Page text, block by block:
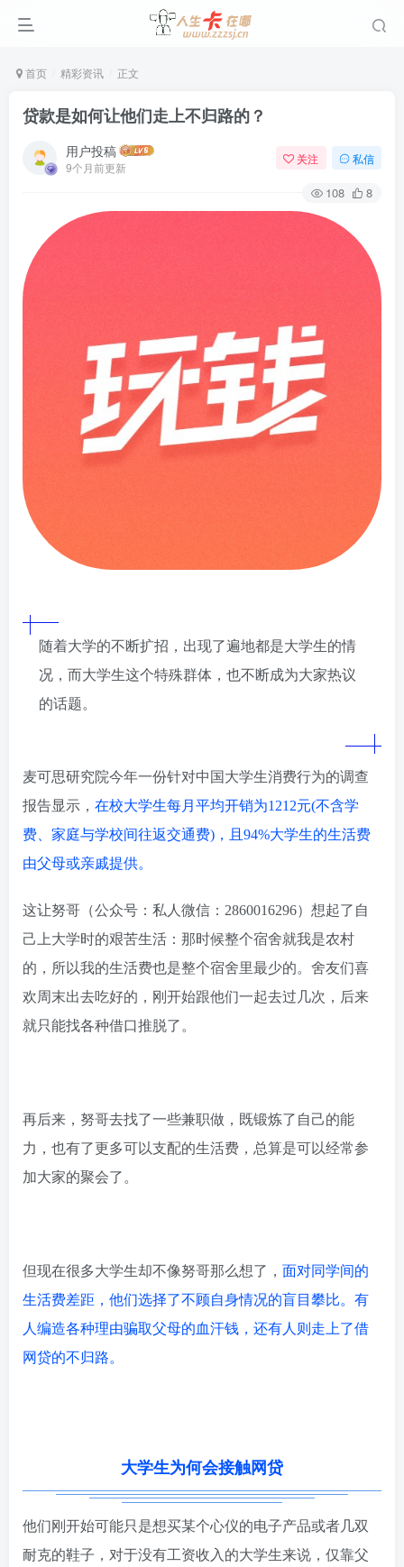
首页 精彩资讯 正文
贷款是如何让他们走上不归路的？
用户投稿
9个月前更新
关注 私信
108 8
随着大学的不断扩招，出现了遍地都是大学生的情
况，而大学生这个特殊群体，也不断成为大家热议
的话题。
麦可思研究院今年一份针对中国大学生消费行为的调查
报告显示， 在校大学生每月平均开销为1212元(不含学
费、家庭与学校间往返交通费)，且94%大学生的生活费
由父母或亲戚提供。
这让努哥（公众号：私人微信：2860016296）想起了自
己上大学时的艰苦生活：那时候整个宿舍就我是农村
的，所以我的生活费也是整个宿舍里最少的。舍友们喜
欢周末出去吃好的，刚开始跟他们一起去过几次，后来
就只能找各种借口推脱了。
再后来，努哥去找了一些兼职做，既锻炼了自己的能
力，也有了更多可以支配的生活费，总算是可以经常参
加大家的聚会了。
但现在很多大学生却不像努哥那么想了， 面对同学间的
生活费差距，他们选择了不顾自身情况的盲目攀比。有
人编造各种理由骗取父母的血汗钱，还有人则走上了借
网贷的不归路。
大学生为何会接触网贷
他们刚开始可能只是想买某个心仪的电子产品或者几双
耐克的鞋子，对于没有工资收入的大学生来说，仅靠父